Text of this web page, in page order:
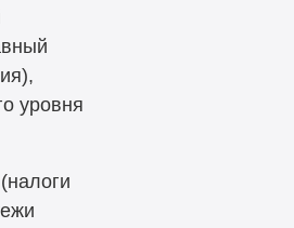
уровня